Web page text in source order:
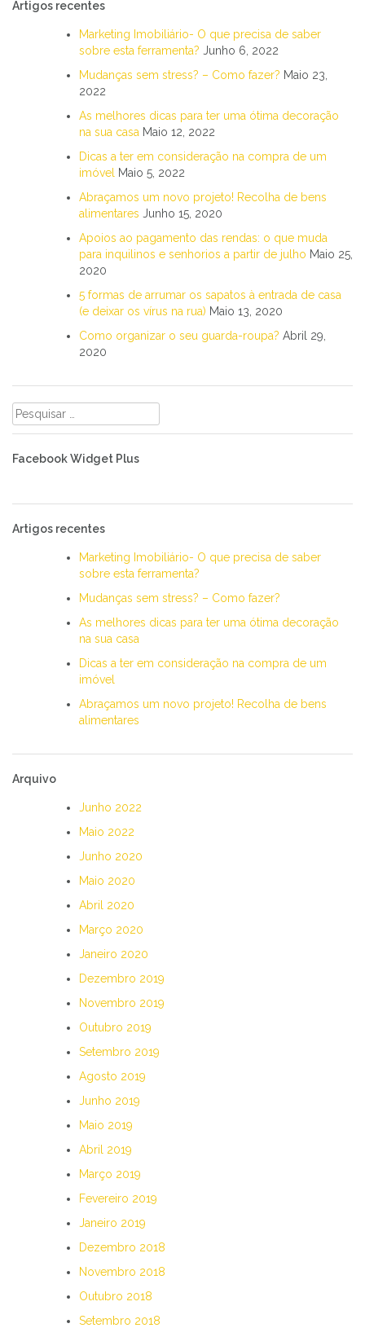
Artigos recentes
Marketing Imobiliário- O que precisa de saber
sobre esta ferramenta? Junho 6, 2022
Mudanças sem stress? – Como fazer? Maio 23,
2022
As melhores dicas para ter uma ótima decoração
na sua casa Maio 12, 2022
Dicas a ter em consideração na compra de um
imóvel
Maio 5, 2022
Abraçamos um novo projeto! Recolha de bens
alimentares Junho 15, 2020
Apoios ao pagamento das rendas: o que muda
para inquilinos e senhorios a partir de julho Maio 25,
2020
5 formas de arrumar os sapatos à entrada de casa
(e deixar os vírus na rua) Maio 13, 2020
Como organizar o seu guarda-roupa? Abril 29,
2020
Pesquisar
por:
Facebook Widget Plus
Artigos recentes
Marketing Imobiliário- O que precisa de saber
sobre esta ferramenta?
Mudanças sem stress? – Como fazer?
As melhores dicas para ter uma ótima decoração
na sua casa
Dicas a ter em consideração na compra de um
imóvel
Abraçamos um novo projeto! Recolha de bens
alimentares
Arquivo
Junho 2022
Maio 2022
Junho 2020
Maio 2020
Abril 2020
Março 2020
Janeiro 2020
Dezembro 2019
Novembro 2019
Outubro 2019
Setembro 2019
Agosto 2019
Junho 2019
Maio 2019
Abril 2019
Março 2019
Fevereiro 2019
Janeiro 2019
Dezembro 2018
Novembro 2018
Outubro 2018
Setembro 2018